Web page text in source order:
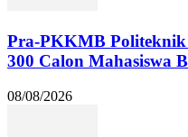
Pra-PKKMB
300 Calon Mahasiswa
08/08/2026